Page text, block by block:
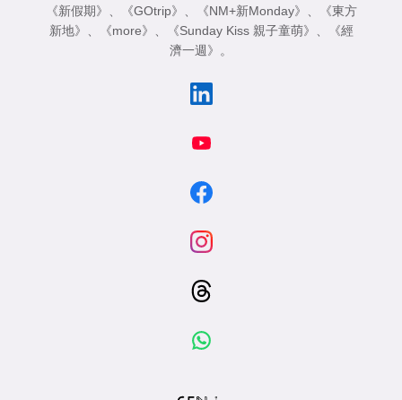
《新假期》 、 《GOtrip》 、 《NM+新Monday》 、
《東方
新地》 、 《more》 、 《Sunday Kiss 親子童萌》 、
《經
濟一週》 。